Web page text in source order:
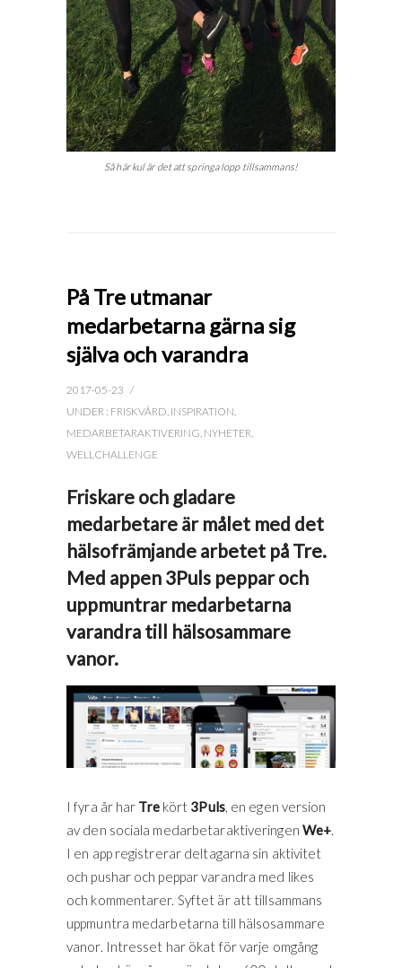
Så här kul är det att springa lopp tillsammans!
På Tre utmanar
medarbetarna gärna sig
själva och varandra
2017-05-23 /
UNDER : FRISKVÅRD INSPIRATION
MEDARBETARAKTIVERING NYHETER
WELLCHALLENGE
Friskare och gladare
medarbetare är målet med det
hälsofrämjande arbetet på Tre.
Med appen 3Puls peppar och
uppmuntrar medarbetarna
varandra till hälsosammare
vanor.
I fyra år har Trekört 3Puls, en egen version
av den sociala medarbetaraktiveringen We+.
I en app registrerar deltagarna sin aktivitet
och pushar och peppar varandra med likes
och kommentarer. Syftet är att tillsammans
uppmuntra medarbetarna till hälsosammare
vanor. Intresset har ökat för varje omgång